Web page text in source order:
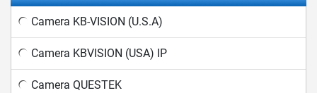
Camera KB-VISION (U.S.A)
Camera KBVISION (USA) IP
Camera QUESTEK